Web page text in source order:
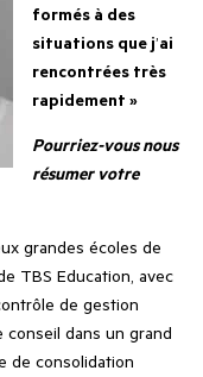
formés à des
situations que j’ai
rencontrées très
rapidement »
Pourriez-vous nous
résumer votre
grandes écoles de
TBS Education, avec
de gestion
conseil dans un grand
de consolidation